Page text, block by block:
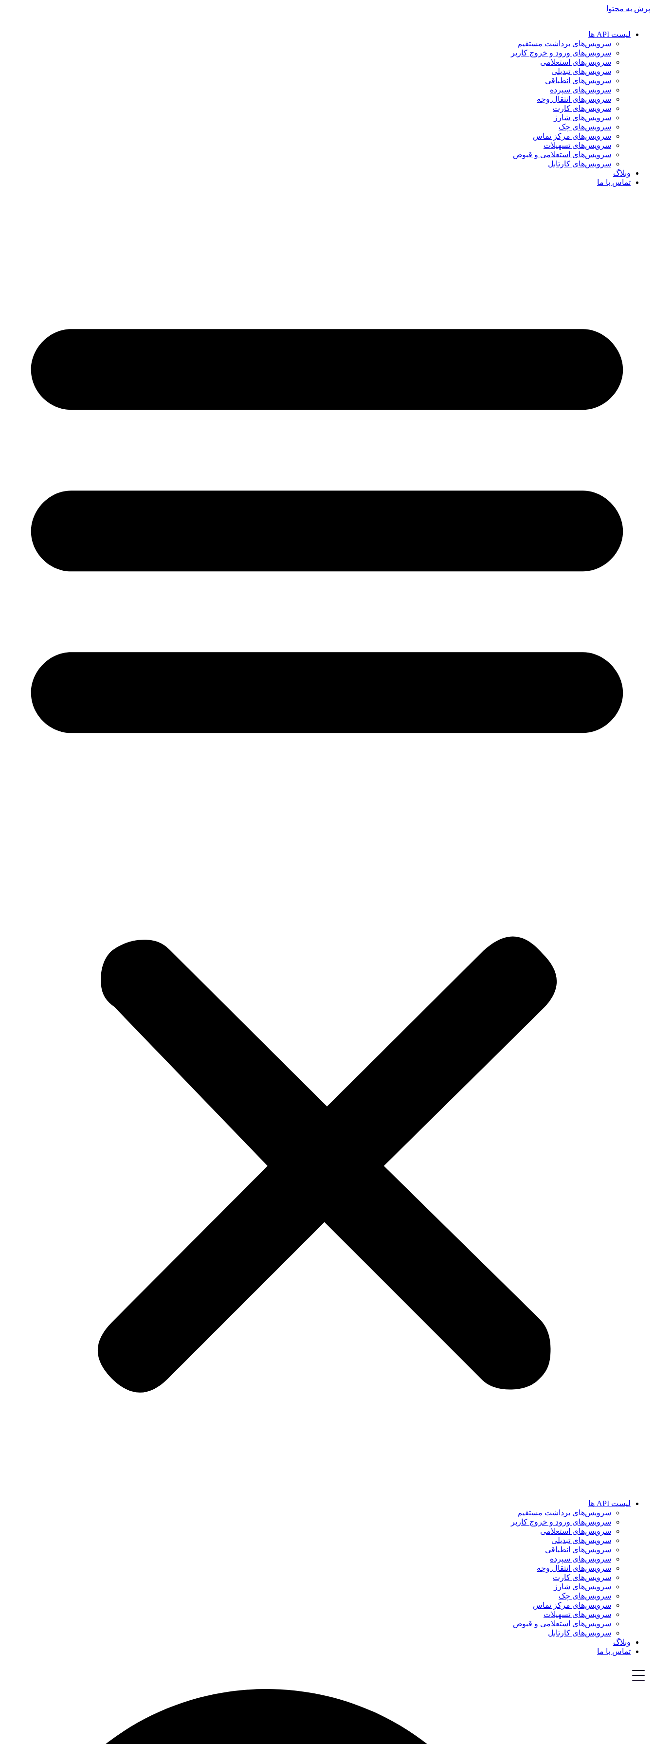
پرش به محتوا
لیست API ها
سرویس‌های برداشت مستقیم
سرویس‌های ورود و خروج کاربر
سرویس‌های استعلامی
سرویس‌های تبدیلی
سرویس‌های انطباقی
سرویس‌های سپرده
سرویس‌های انتقال وجه
سرویس‌های کارت
سرویس‌های شارژ
سرویس‌های چک
سرویس‌های مرکز تماس
سرویس‌های تسهیلات
سرویس‌های استعلامی و قبوض
سرویس‌های کارتابل
وبلاگ
تماس با ما
لیست API ها
سرویس‌های برداشت مستقیم
سرویس‌های ورود و خروج کاربر
سرویس‌های استعلامی
سرویس‌های تبدیلی
سرویس‌های انطباقی
سرویس‌های سپرده
سرویس‌های انتقال وجه
سرویس‌های کارت
سرویس‌های شارژ
سرویس‌های چک
سرویس‌های مرکز تماس
سرویس‌های تسهیلات
سرویس‌های استعلامی و قبوض
سرویس‌های کارتابل
وبلاگ
تماس با ما